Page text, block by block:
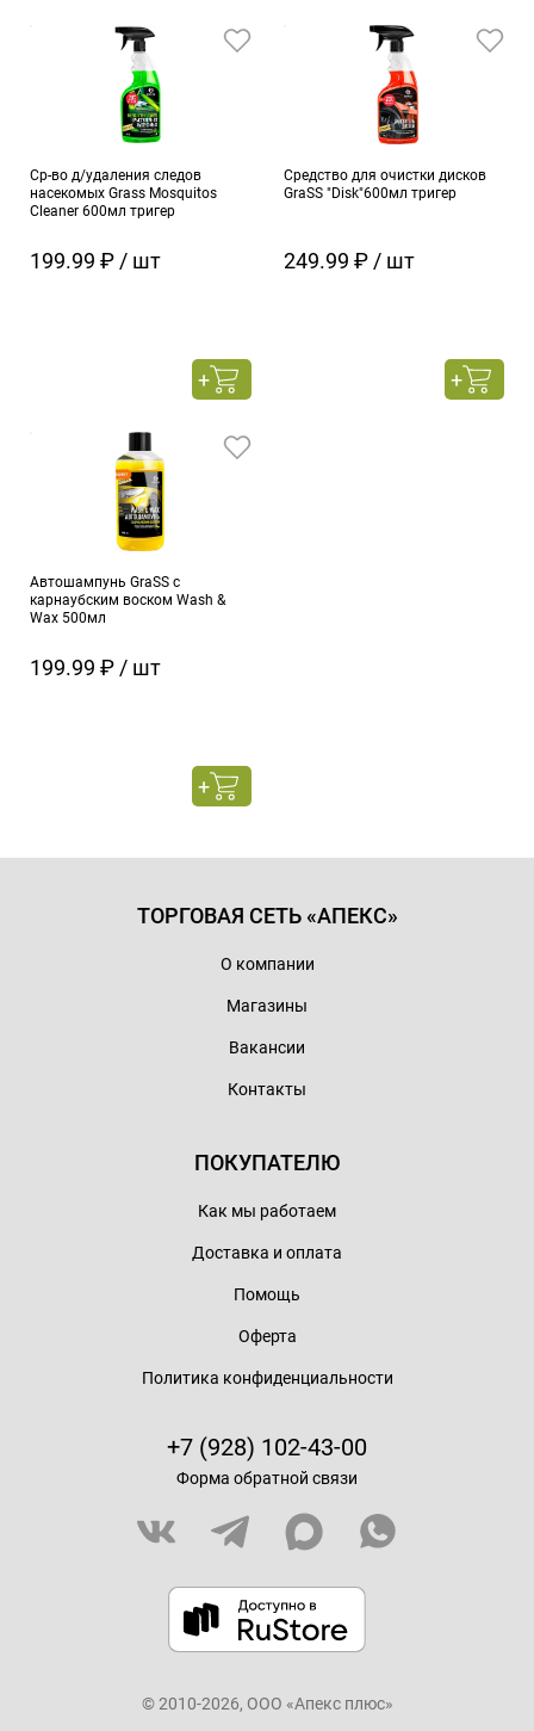
Ср-во д/удаления следов
насекомых Grass Mosquitos
Cleaner 600мл тригер
199.99 ₽ / шт
Средство для очистки дисков
GraSS "Disk"600мл тригер
249.99 ₽ / шт
Автошампунь GraSS с
карнаубским воском Wash &
Wax 500мл
199.99 ₽ / шт
ТОРГОВАЯ СЕТЬ «АПЕКС»
О компании
Магазины
Вакансии
Контакты
ПОКУПАТЕЛЮ
Как мы работаем
Доставка и оплата
Помощь
Оферта
Политика конфиденциальности
+7 (928) 102-43-00
Форма обратной связи
© 2010-2026, ООО «Апекс плюс»